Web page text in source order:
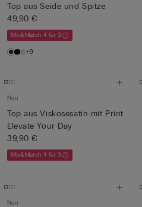
Top aus Seide und Spitze
49,90 €
Mix&Match 4 für 3
+9
Neu
Top aus Viskosesatin mit Print
Elevate Your Day
39,90 €
Mix&Match 4 für 3
Neu